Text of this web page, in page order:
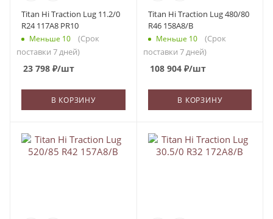
Titan Hi Traction Lug 11.2/0
R24 117A8 PR10
Меньше 10
(Срок
поставки 7 дней)
23 798 ₽/шт
В КОРЗИНУ
Titan Hi Traction Lug 480/80
R46 158A8/B
Меньше 10
(Срок
поставки 7 дней)
108 904₽/шт
В КОРЗИНУ